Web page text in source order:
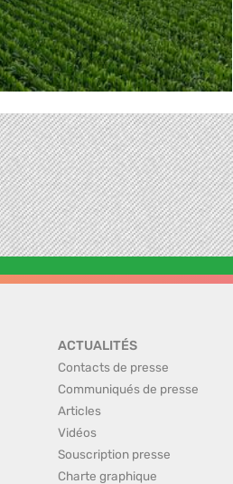
ACTUALITÉS
Contacts de presse
Communiqués de presse
Articles
Vidéos
Souscription presse
Charte graphique